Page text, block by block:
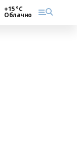
+15 °С
Облачно